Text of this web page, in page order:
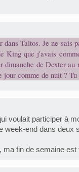
Taltos. Je ne sais
King que j'avais
de Dexter au
jour comme de nuit ?
voulait participer à
week-end dans
ma fin de semaine